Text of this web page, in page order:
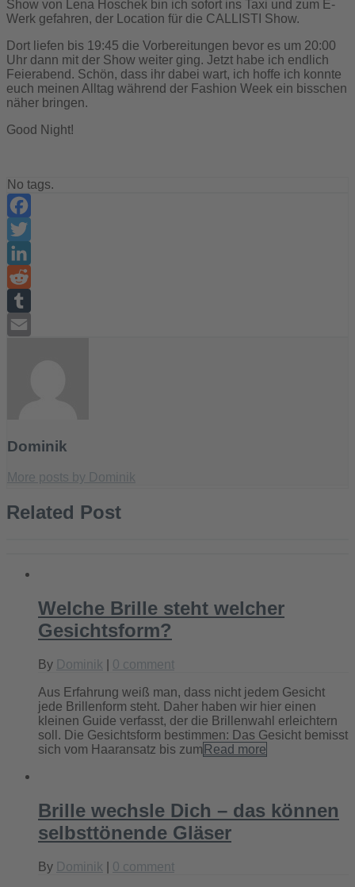
Show von Lena Hoschek bin ich sofort ins Taxi und zum E-
Werk gefahren, der Location für die CALLISTI Show.
Dort liefen bis 19:45 die Vorbereitungen bevor es um 20:00
Uhr dann mit der Show weiter ging. Jetzt habe ich endlich
Feierabend. Schön, dass ihr dabei wart, ich hoffe ich konnte
euch meinen Alltag während der Fashion Week ein bisschen
näher bringen.
Good Night!
No tags.
Facebook
Twitter
LinkedIn
Reddit
Tumblr
Dominik
More posts by Dominik
Related Post
Welche Brille steht welcher
Gesichtsform?
By Dominik 0 comment
Aus Erfahrung weiß man, dass nicht jedem Gesicht
jede Brillenform steht. Daher haben wir hier einen
kleinen Guide verfasst, der die Brillenwahl erleichtern
soll. Die Gesichtsform bestimmen: Das Gesicht bemisst
sich vom Haaransatz bis zum Read more
Brille wechsle Dich – das können
selbsttönende Gläser
By Dominik 0 comment